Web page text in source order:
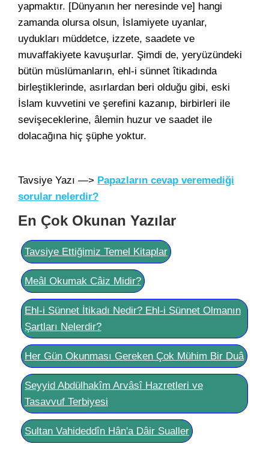
yapmaktır. [Dünyanın her neresinde ve] hangi
zamanda olursa olsun, İslamiyete uyanlar,
uydukları müddetce, izzete, saadete ve
muvaffakiyete kavuşurlar. Şimdi de, yeryüzündeki
bütün müslümanların, ehl-i sünnet îtikadında
birleştiklerinde, asırlardan beri olduğu gibi, eski
İslam kuvvetini ve şerefini kazanıp, birbirleri ile
sevişeceklerine, âlemin huzur ve saadet ile
dolacağına hiç şüphe yoktur.
Tavsiye Yazı —> Papazların cevap veremediği
sorular nelerdir?
En Çok Okunan Yazılar
Tavsiye Ettiğimiz Temel Kitaplar
Meâl Okumak Câiz Midir?
Ehl-i Sünnet İtikadı Nedir? Ehl-i Sünnet Olmanın
Şartları Nelerdir?
Her Gün Okunması Gereken Çok Mühim Bir Duâ
Seyyid Abdülhakîm Arvâsî Hazretleri ve
Tasavvuf Terbiyesi
Sultan Vahideddîn Hân'a Dâir Sualler